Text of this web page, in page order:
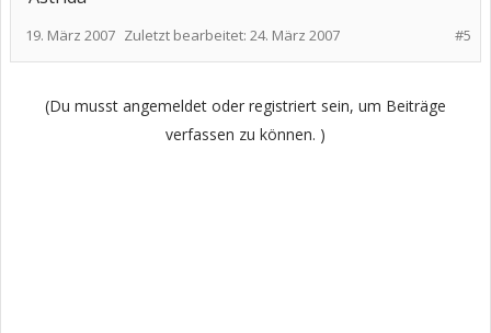
#5
19. März 2007 Zuletzt bearbeitet: 24. März 2007
(Du musst angemeldet oder registriert sein, um Beiträge
verfassen zu können. )